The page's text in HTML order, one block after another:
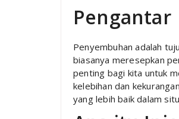
Pengantar
Penyembuhan adalah
biasanya meresepkan
penting bagi kita untuk
kelebihan dan
yang lebih baik dalam